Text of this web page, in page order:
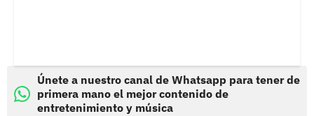
Únete a nuestro canal de Whatsapp para tener de
primera mano el mejor contenido de
entretenimiento y música